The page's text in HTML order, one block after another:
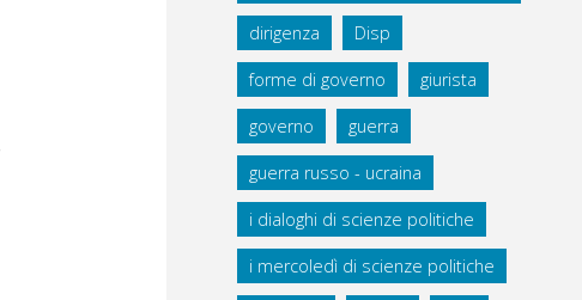
dirigenza Disp
forme di governo giurista
governo guerra
guerra russo - ucraina
i dialoghi di scienze politiche
i mercoledì di scienze politiche